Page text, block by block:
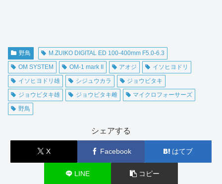
野鳥
M.ZUIKO DIGITAL ED 100-400mm F5.0-6.3
OM SYSTEM
OM-1 mark II アオジ
イソヒヨドリ
イソヒヨドリ雄
シジュウカラ
ジョウビタキ
ジョウビタキ雄
ジョウビタキ雌
マイクロフォーサーズ
野鳥
シェアする
X Facebook はてブ
LINE コピー